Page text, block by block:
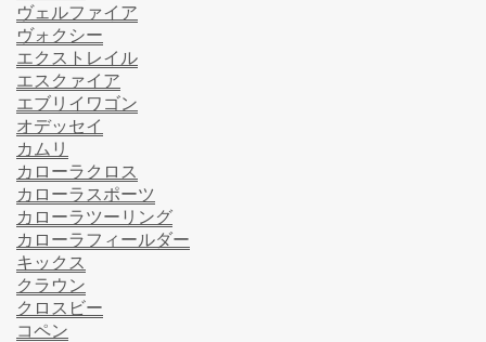
ヴェルファイア
ヴォクシー
エクストレイル
エスクァイア
エブリイワゴン
オデッセイ
カムリ
カローラクロス
カローラスポーツ
カローラツーリング
カローラフィールダー
キックス
クラウン
クロスビー
コペン